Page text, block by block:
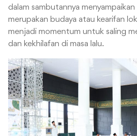
dalam sambutannya menyampaikan
merupakan budaya atau kearifan
menjadi momentum untuk saling
dan kekhilafan di masa lalu.